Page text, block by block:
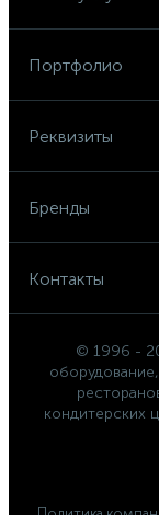
Портфолио
Реквизиты
Бренды
Контакты
© 1996 -
кондитерских